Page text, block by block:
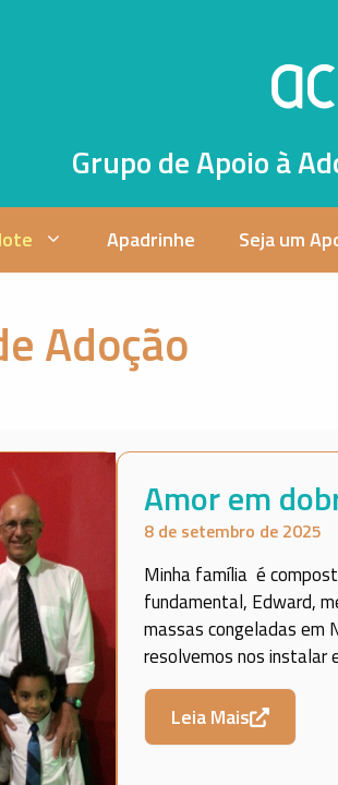
Grupo de Apoio à
Apadrinhe Seja um
Adoção
Amor em
8 de setembro de 2025
Minha família é
fundamental, Edward,
massas congeladas em
resolvemos nos instalar
Leia Mais